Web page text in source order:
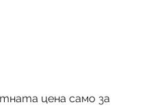
цена само за